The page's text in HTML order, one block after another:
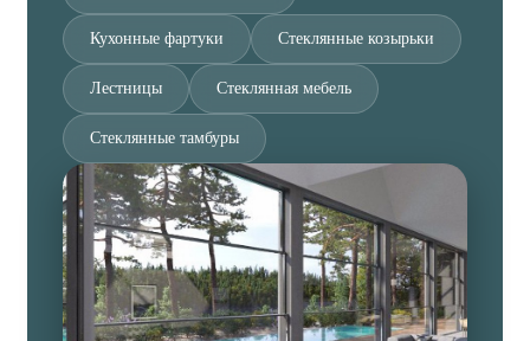
Кухонные фартуки Стеклянные козырьки
Лестницы Стеклянная мебель
Стеклянные тамбуры